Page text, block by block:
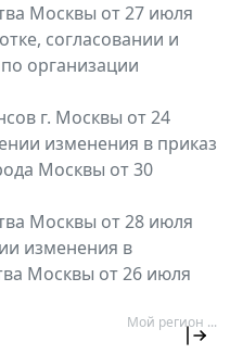
Москвы от 27 июля
согласовании и
организации
г. Москвы от 24
изменения в приказ
Москвы от 30
Москвы от 28 июля
изменения в
Москвы от 26 июля
Мой регион ...